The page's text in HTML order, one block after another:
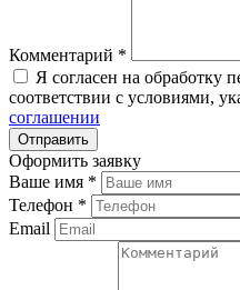
Комментарий *
Я согласен на обработку
соответствии с условиями,
соглашении
Оформить заявку
Ваше имя *
Телефон *
Email